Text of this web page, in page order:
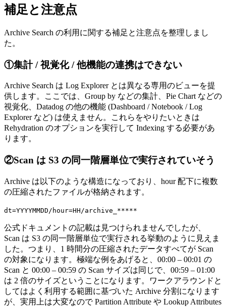
補足と注意点
Archive Search の利用に関する補足と注意点を整理しまし
た。
①集計 / 視覚化 / 他機能の連携はできない
Archive Search は Log Explorer とは異なる専用のビューを提
供します。ここでは、Group by などの集計、Pie Chart などの
視覚化、Datadog の他の機能 (Dashboard / Notebook / Log
Explorer など) は使えません。これらをやりたいときは
Rehydration のオプションを実行して Indexing する必要があ
ります。
②Scan は S3 の同一階層単位で実行されていそう
Archive は以下のような構造になっており、hour 配下に複数
の圧縮されたファイルが格納されます。
dt=YYYYMMDD/hour=HH/archive_*****
公式ドキュメントの記載は見つけられませんでしたが、
Scan は S3 の同一階層単位で実行される挙動のように見えま
した。つまり、1 時間分の圧縮されたデータすべてが Scan
の対象になります。極端な例をあげると、00:00 – 00:01 の
Scan と 00:00 – 00:59 の Scan サイズは同じで、00:59 – 01:00
は 2 倍のサイズということになります。ワークアラウンドと
してはよく利用する範囲に基づいた Archive 分割になります
が、実用上は大変なので Partition Attribute や Lookup Attributes